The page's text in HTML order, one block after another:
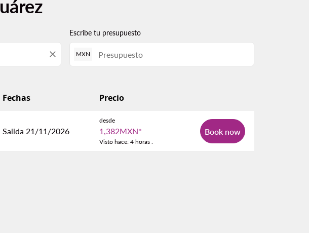
close
Escribe tu presupuesto
MXN
Fechas Precio
Salida 21/11/2026
desde
1,382MXN*
Visto hace: 4 horas .
Book now